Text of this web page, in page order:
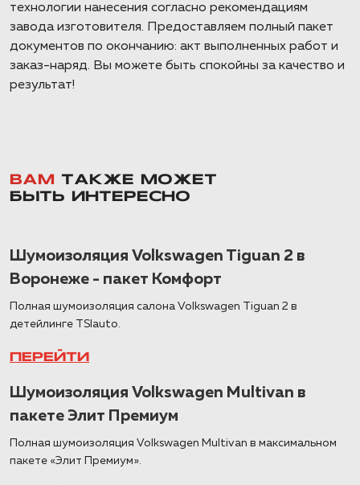
технологии нанесения согласно рекомендациям
завода изготовителя. Предоставляем полный пакет
документов по окончанию: акт выполненных работ и
заказ-наряд. Вы можете быть спокойны за качество и
результат!
ВАМ
ТАКЖЕ МОЖЕТ
БЫТЬ ИНТЕРЕСНО
Шумоизоляция Volkswagen Tiguan 2 в
Воронеже - пакет Комфорт
Полная шумоизоляция салона Volkswagen Tiguan 2 в
детейлинге TSIauto.
ПЕРЕЙТИ
Шумоизоляция Volkswagen Multivan в
пакете Элит Премиум
Полная шумоизоляция Volkswagen Multivan в максимальном
пакете «Элит Премиум».